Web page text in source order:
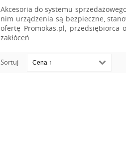
Akcesoria do systemu
nim urządzenia są bezpieczne,
ofertę Promokas.pl, przedsiębiorca
zakłóceń.
Sortuj